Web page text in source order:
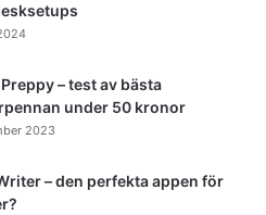
– test av bästa
under 50 kronor
2023
– den perfekta appen för